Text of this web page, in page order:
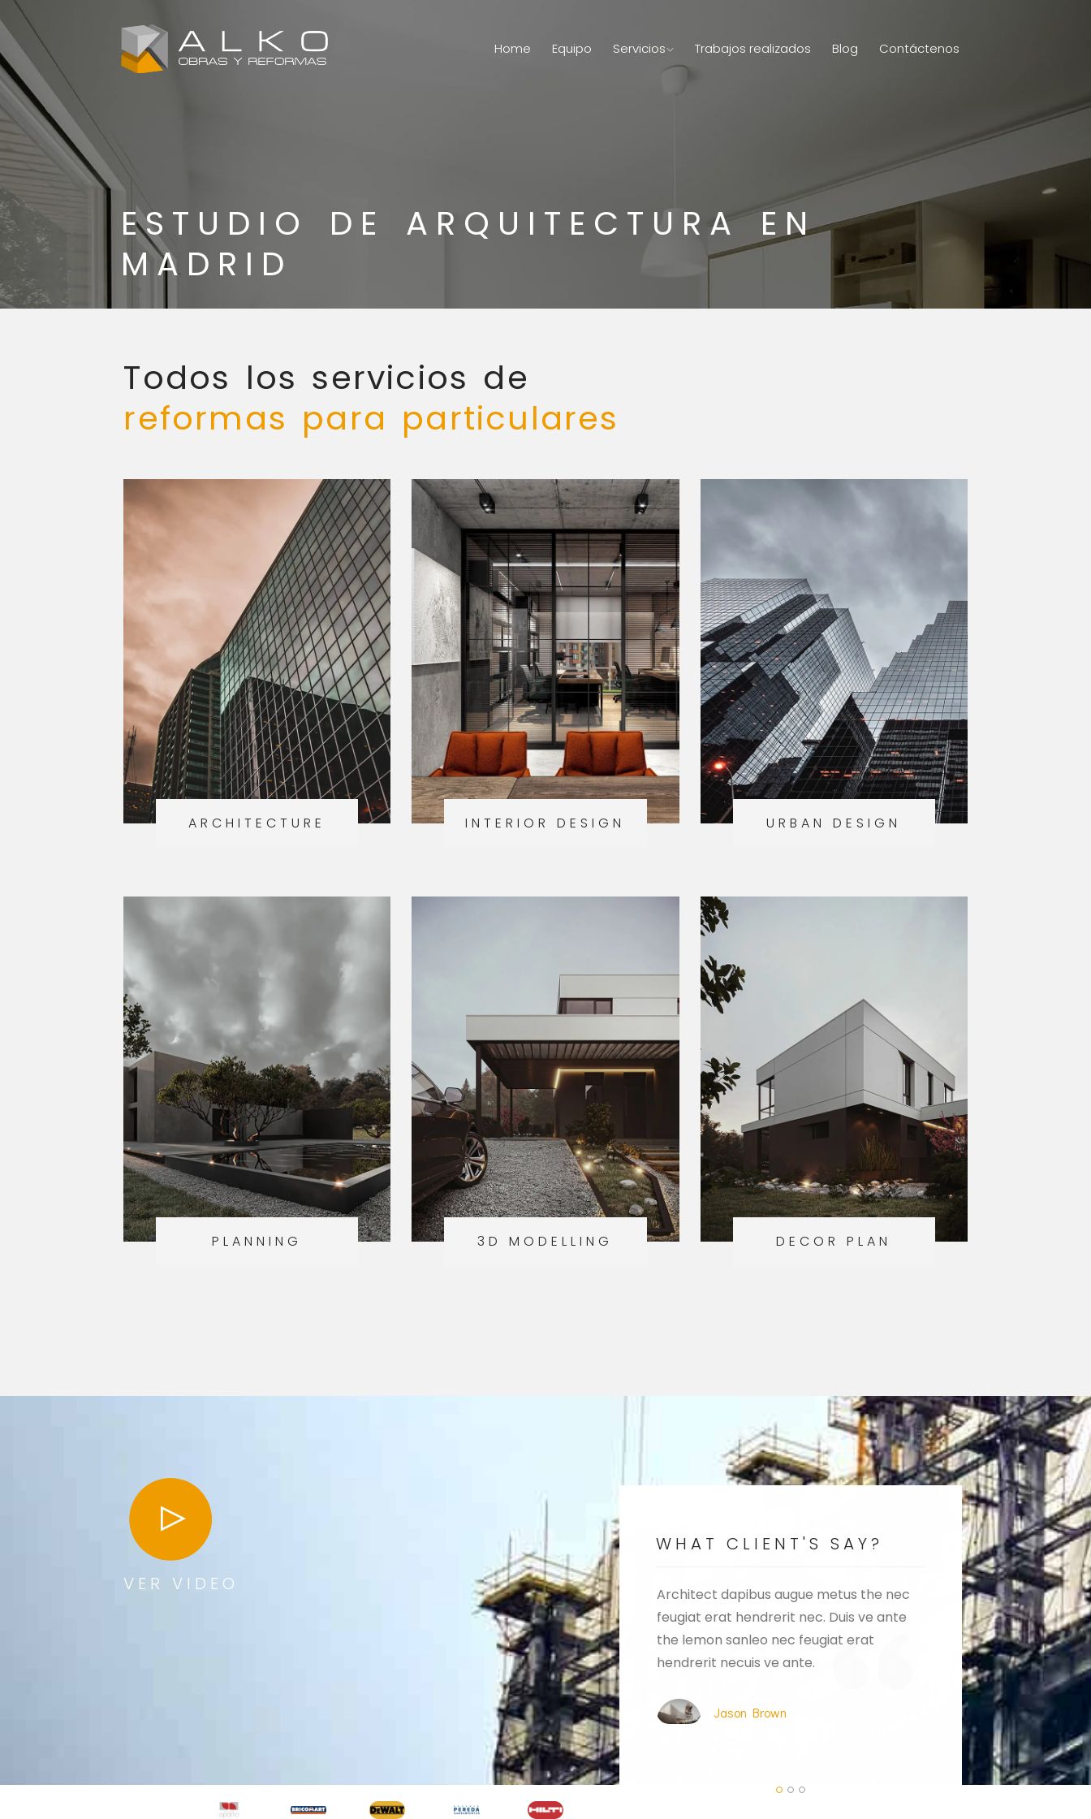
Home Equipo Servicios Trabajos realizados Blog Contáctenos
ESTUDIO DE ARQUITECTURA EN
MADRID
Todos los servicios de
reformas para particulares
ARCHITECTURE
PLANNING
INTERIOR DESIGN
3D MODELLING
URBAN DESIGN
DECOR PLAN
VER VIDEO
WHAT CLIENT'S SAY?
Urban dapibus augue metus the nec
feugiat erat hendrerit nec. Duis ve ante
the lemon sanleo nec feugiat erat
hendrerit necuis ve ante.
Alsa Manager
Architect dapibus augue metus the nec
feugiat erat hendrerit nec. Duis ve ante
the lemon sanleo nec feugiat erat
hendrerit necuis ve ante.
Jason Brown
Interior dapibus
feugiat erat
the lemon sanleo
hendrerit necuis ve
Emily White
Armada